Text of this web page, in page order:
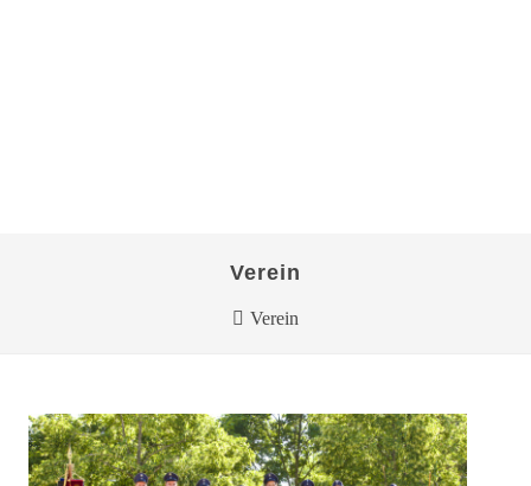
Verein
Verein